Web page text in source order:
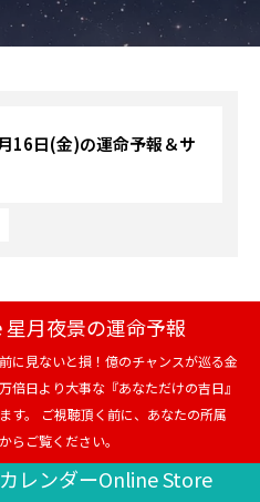
16日(金)の運命予報＆サ
月夜景の運命予報
に見ないと損！億のチャンスが巡る金
倍日より大事な『あなただけの吉日』
す。 ご視聴頂く前に、あなたの所属
らご覧ください。
レンダーOnline Store